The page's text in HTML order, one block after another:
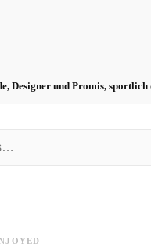
Designer und Promis, sportlich